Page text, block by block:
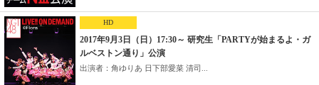
HD
2017年9月3日（日）17:30～ 研究生「PARTYが始まるよ・ガ
ルベストン通り」公演
出演者：角ゆりあ 日下部愛菜 清司...